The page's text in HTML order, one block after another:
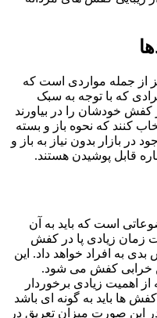
از جمله مواردی است که
که با توجه به سبک
خودشان را در بیاورند
کنند که نحوه باز و بسته
بازار بدون نیاز به باز و
قابل پوشیدن هستند.
است که باید به آن
زمان زیادی پا در کفش
به افراد خواهد داد. این
خرابی کفش می شود.
اهمیت زیادی برخوردار
ها باید به گونه ای باشد
این صورت میزان تعریق در